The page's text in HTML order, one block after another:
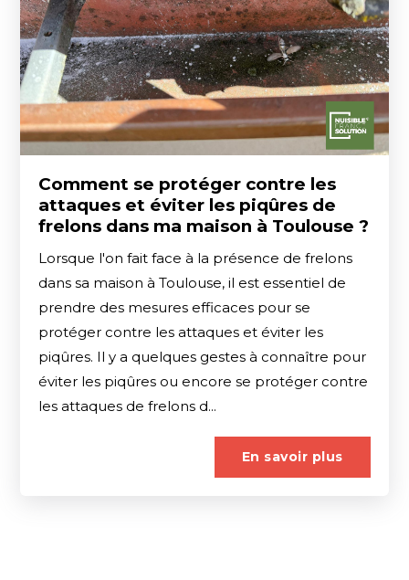
Comment se protéger contre les
attaques et éviter les piqûres de
frelons dans ma maison à Toulouse ?
Lorsque l'on fait face à la présence de frelons
dans sa maison à Toulouse, il est essentiel de
prendre des mesures efficaces pour se
protéger contre les attaques et éviter les
piqûres. Il y a quelques gestes à connaître pour
éviter les piqûres ou encore se protéger contre
les attaques de frelons d...
En savoir plus